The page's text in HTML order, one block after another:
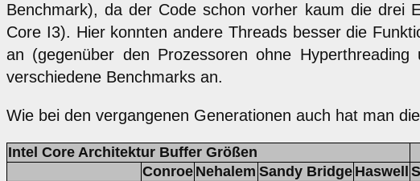
Benchmark), da der Code schon vorher kaum die drei
Core I3). Hier konnten andere Threads besser die
an (gegenüber den Prozessoren ohne
verschiedene Benchmarks an.
Wie bei den vergangenen Generationen auch hat man
Intel Core Architektur Buffer Größen
Conroe Nehalem Sandy Bridge Haswell